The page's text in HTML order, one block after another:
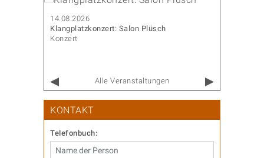
14.08.2026
Klangplatzkonzert: Salon Plüsch
Konzert
Alle Veranstaltungen
KONTAKT
Telefonbuch: